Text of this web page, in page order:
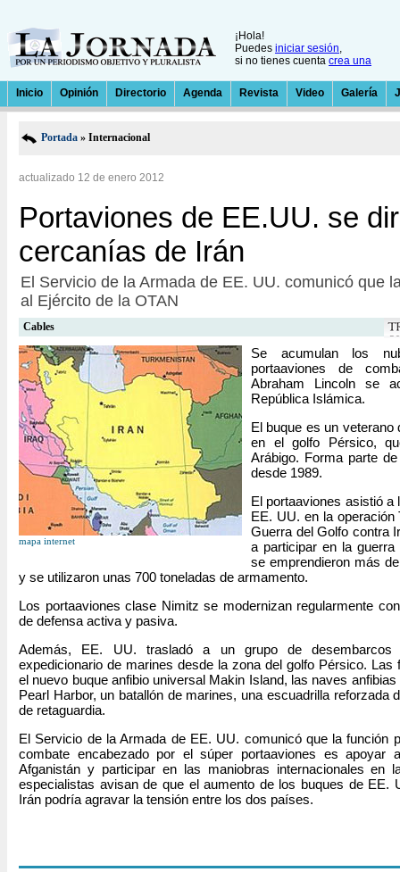
¡Hola!
Puedes iniciar sesión,
si no tienes cuenta crea una
Inicio Opinión Directorio Agenda Revista Video Galería
Portada » Internacional
actualizado 12 de enero 2012
Portaviones de EE.UU. se
cercanías de Irán
El Servicio de la Armada de EE. UU. comunicó que
al Ejército de la OTAN
Cables
mapa internet
Se acumulan los
portaaviones de
Abraham Lincoln se
República Islámica.
El buque es un veterano
en el golfo Pérsico,
Arábigo. Forma parte
desde 1989.
El portaaviones asistió
EE. UU. en la operación
Guerra del Golfo contra
a participar en la
se emprendieron más
y se utilizaron unas 700 toneladas de armamento.
Los portaaviones clase Nimitz se modernizan regularmente
de defensa activa y pasiva.
Además, EE. UU. trasladó a un grupo de
expedicionario de marines desde la zona del golfo Pérsico.
el nuevo buque anfibio universal Makin Island, las naves
Pearl Harbor, un batallón de marines, una escuadrilla reforzada
de retaguardia.
El Servicio de la Armada de EE. UU. comunicó que la función
combate encabezado por el súper portaaviones es apoyar
Afganistán y participar en las maniobras internacionales en
especialistas avisan de que el aumento de los buques de EE.
Irán podría agravar la tensión entre los dos países.